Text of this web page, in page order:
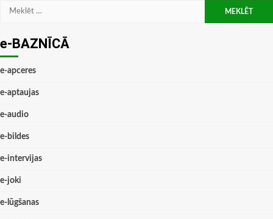
Meklēt:
e-BAZNĪCĀ
e-apceres
e-aptaujas
e-audio
e-bildes
e-intervijas
e-joki
e-lūgšanas